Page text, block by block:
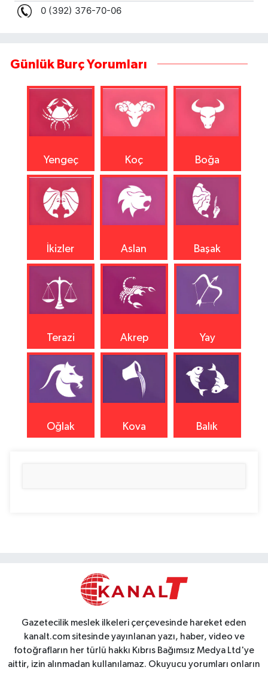
Günlük Burç Yorumları
Yengeç Koç Boğa
İkizler Aslan Başak
Terazi Akrep Yay
Oğlak Kova Balık
Gazetecilik meslek ilkeleri çerçevesinde hareket eden
kanalt.com sitesinde yayınlanan yazı, haber, video ve
fotoğrafların her türlü hakkı Kıbrıs Bağımsız Medya Ltd'ye
aittir, izin alınmadan kullanılamaz. Okuyucu yorumları onların